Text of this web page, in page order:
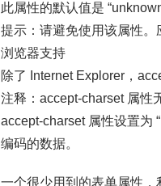
此属性的默认值是
提示：请避免使用该属性。
浏览器支持
除了 Internet Explorer，
注释：accept-charset 属性
accept-charset 属性设置为
编码的数据。
一个很少用到的表单属性，